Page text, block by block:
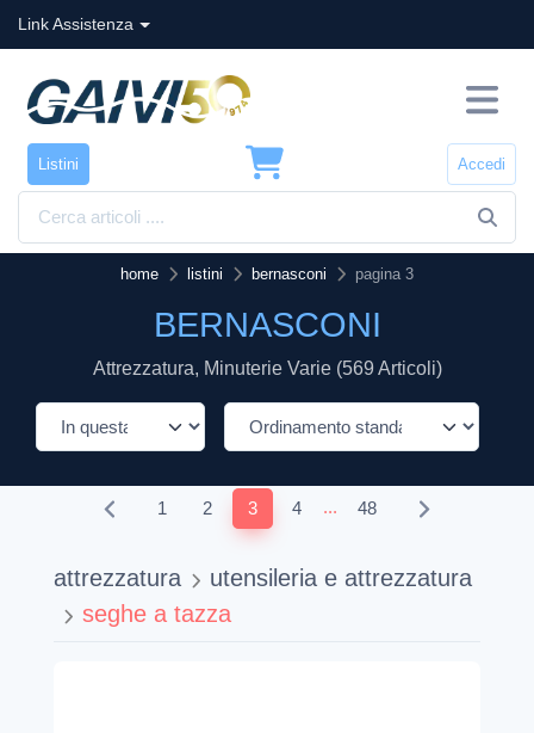
Link Assistenza
Listini Accedi
home listini bernasconi pagina 3
BERNASCONI
Attrezzatura, Minuterie Varie (569 Articoli)
1 2 3 4 ... 48
attrezzatura
utensileria e attrezzatura
seghe a tazza